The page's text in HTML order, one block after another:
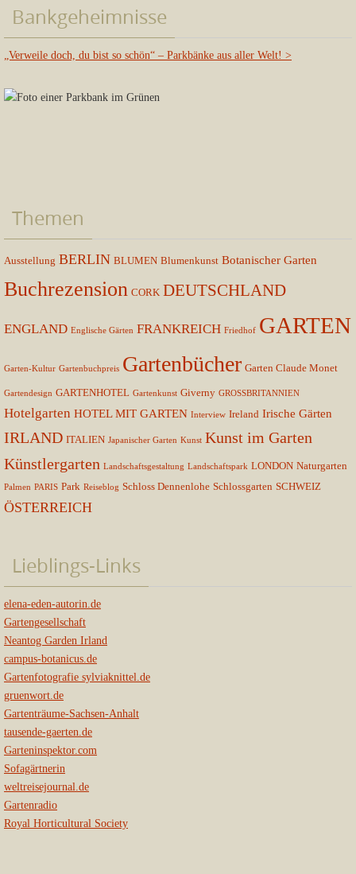
Bankgeheimnisse
„Verweile doch, du bist so schön“ – Parkbänke aus aller Welt! >
Themen
Ausstellung BERLIN BLUMEN Blumenkunst Botanischer Garten
Buchrezension CORK DEUTSCHLAND
ENGLAND Englische Gärten FRANKREICH Friedhof GARTEN
Garten-Kultur Gartenbuchpreis Gartenbücher Garten Claude Monet
Gartendesign GARTENHOTEL Gartenkunst Giverny GROSSBRITANNIEN
Hotelgarten HOTEL MIT GARTEN Interview Ireland Irische Gärten
IRLAND ITALIEN Japanischer Garten Kunst Kunst im Garten
Künstlergarten Landschaftsgestaltung Landschaftspark LONDON Naturgarten
Palmen PARIS Park Reiseblog Schloss Dennenlohe Schlossgarten SCHWEIZ
ÖSTERREICH
Lieblings-Links
elena-eden-autorin.de
Gartengesellschaft
Neantog Garden Irland
campus-botanicus.de
Gartenfotografie sylviaknittel.de
gruenwort.de
Gartenträume-Sachsen-Anhalt
tausende-gaerten.de
Garteninspektor.com
Sofagärtnerin
weltreisejournal.de
Gartenradio
Royal Horticultural Society